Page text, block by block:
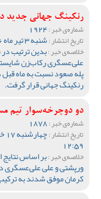
رنکینگ جهانی جدید
شماره‌ی خبر :
تاریخ انتشار :شنبه 3 تیر ماه 1396 ساعت 09:20
خلاصه‌ی خبر :بدین ترتیب
پله صعود نسبت به ماه
رنکینگ جهانی قرار گرفت.
دو دوچرخه‌سوار تیم
شماره‌ی خبر :
تاریخ انتشار :
12:59
خلاصه‌ی خبر :بر اساس
ورپشتی و علی
کرمان موفق شدند به